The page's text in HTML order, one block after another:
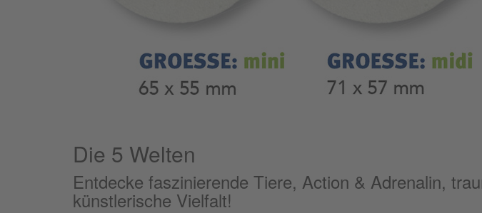
Die 5 Welten
Entdecke faszinierende Tiere, Action & Adrenalin,
künstlerische Vielfalt!